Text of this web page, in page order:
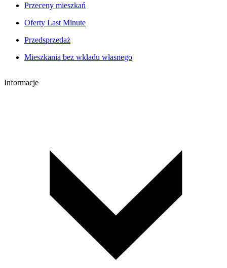
Przeceny mieszkań
Oferty Last Minute
Przedsprzedaż
Mieszkania bez wkładu własnego
Informacje